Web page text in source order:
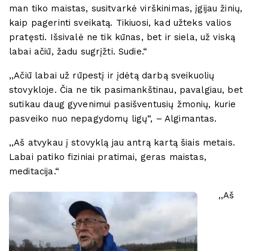
man tiko maistas, susitvarkė virškinimas, įgijau žinių,
kaip pagerinti sveikatą. Tikiuosi, kad užteks valios
pratęsti. Išsivalė ne tik kūnas, bet ir siela, už viską
labai ačiū, žadu sugrįžti. Sudie.“
,,Ačiū labai už rūpestį ir įdėtą darbą sveikuolių
stovykloje. Čia ne tik pasimankštinau, pavalgiau, bet
sutikau daug gyvenimui pasišventusių žmonių, kurie
pasveiko nuo nepagydomų ligų“, – Algimantas.
,,Aš atvykau į stovyklą jau antrą kartą šiais metais.
Labai patiko fiziniai pratimai, geras maistas,
meditacija.“
,,Aš